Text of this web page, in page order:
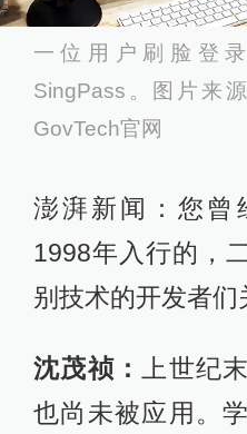
一位用户刷脸登
SingPass。图片来
GovTech官网
澎湃新闻：您曾
1998年入行的，
别技术的开发者们
沈茂祯：
上世纪
也尚未被应用。